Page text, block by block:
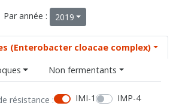
Par année : 2019
(Enterobacter cloacae complex)
Non fermentants
résistance : IMI-1
IMP-4